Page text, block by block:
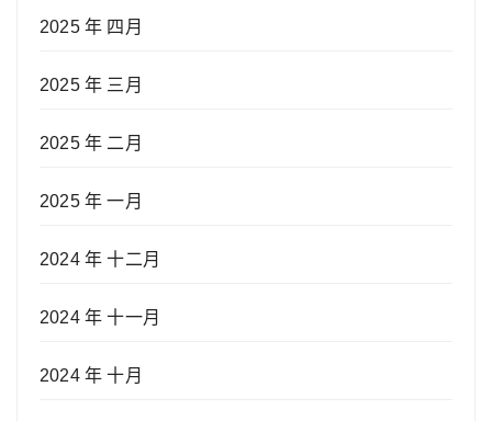
2025 年 四月
2025 年 三月
2025 年 二月
2025 年 一月
2024 年 十二月
2024 年 十一月
2024 年 十月